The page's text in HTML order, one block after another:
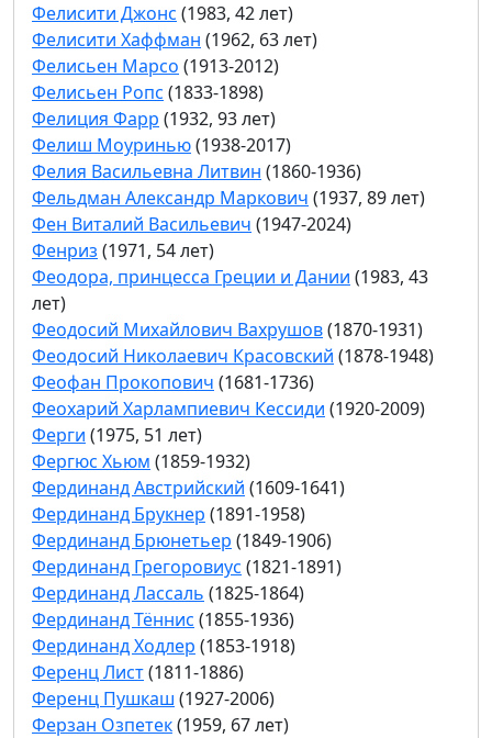
Фелисити Джонс (1983, 42 лет)
Фелисити Хаффман (1962, 63 лет)
Фелисьен Марсо (1913-2012)
Фелисьен Ропс (1833-1898)
Фелиция Фарр (1932, 93 лет)
Фелиш Моуринью(1938-2017)
Фелия Васильевна Литвин (1860-1936)
Фельдман Александр Маркович (1937, 89 лет)
Фен Виталий Васильевич (1947-2024)
Фенриз (1971, 54 лет)
Феодора, принцесса Греции и Дании (1983, 43
лет)
Феодосий Михайлович Вахрушов(1870-1931)
Феодосий Николаевич Красовский (1878-1948)
Феофан Прокопович (1681-1736)
Феохарий Харлампиевич Кессиди (1920-2009)
Ферги (1975, 51 лет)
Фергюс Хьюм (1859-1932)
Фердинанд Австрийский (1609-1641)
Фердинанд Брукнер (1891-1958)
Фердинанд Брюнетьер (1849-1906)
Фердинанд Грегоровиус (1821-1891)
Фердинанд Лассаль (1825-1864)
Фердинанд Тённис (1855-1936)
Фердинанд Ходлер (1853-1918)
Ференц Лист(1811-1886)
Ференц Пушкаш (1927-2006)
Ферзан Озпетек(1959, 67 лет)